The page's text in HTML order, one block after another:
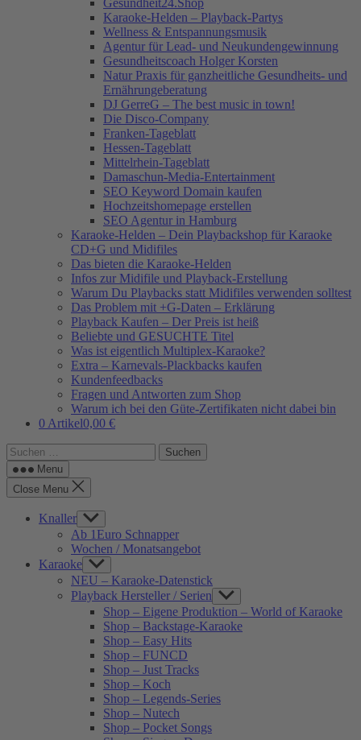
Karaoke-Helden – Playback-Partys
Wellness & Entspannungsmusik
Agentur für Lead- und Neukundengewinnung
Gesundheitscoach Holger Korsten
Natur Praxis für ganzheitliche Gesundheits- und
Ernährungeberatung
DJ GerreG – The best music in town!
Die Disco-Company
Franken-Tageblatt
Hessen-Tageblatt
Mittelrhein-Tageblatt
Damaschun-Media-Entertainment
SEO Keyword Domain kaufen
Hochzeitshomepage erstellen
SEO Agentur in Hamburg
Karaoke-Helden – Dein Playbackshop für Karaoke
CD+G und Midifiles
Das bieten die Karaoke-Helden
Infos zur Midifile und Playback-Erstellung
Warum Du Playbacks statt Midifiles verwenden solltest
Das Problem mit +G-Daten – Erklärung
Playback Kaufen – Der Preis ist heiß
Beliebte und GESUCHTE Titel
Was ist eigentlich Multiplex-Karaoke?
Extra – Karnevals-Plackbacks kaufen
Kundenfeedbacks
Fragen und Antworten zum Shop
Warum ich bei den Güte-Zertifikaten nicht dabei bin
0 Artikel0,00 €
Suchen
nach: Menu
Close Menu
Knaller Show
sub
menu
Ab 1Euro Schnapper
Wochen / Monatsangebot
Karaoke Show
sub
menu
NEU – Karaoke-Datenstick
Playback Hersteller / Serien Show
sub
menu
Shop – Eigene Produktion – World of Karaoke
Shop – Backstage-Karaoke
Shop – Easy Hits
Shop – FUNCD
Shop – Just Tracks
Shop – Koch
Shop – Legends-Series
Shop – Nutech
Shop – Pocket Songs